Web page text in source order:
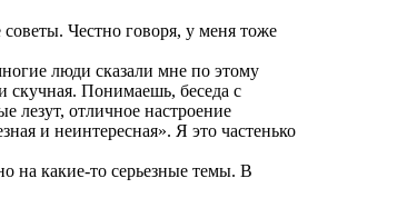
Честно говоря, у меня тоже
люди сказали мне по этому
скучная. Понимаешь, беседа с
лезут, отличное настроение
и неинтересная». Я это частенько
на какие-то серьезные темы. В